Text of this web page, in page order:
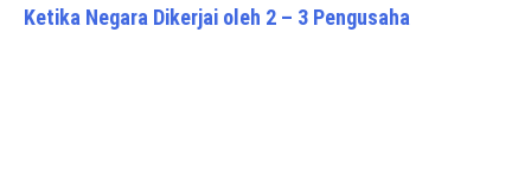
Ketika Negara Dikerjai oleh 2 – 3 Pengusaha